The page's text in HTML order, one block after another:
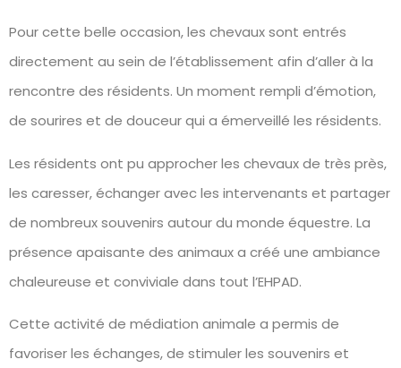
Pour cette belle occasion, les chevaux sont entrés
directement au sein de l’établissement afin d’aller à la
rencontre des résidents. Un moment rempli d’émotion,
de sourires et de douceur qui a émerveillé les résidents.
Les résidents ont pu approcher les chevaux de très près,
les caresser, échanger avec les intervenants et partager
de nombreux souvenirs autour du monde équestre. La
présence apaisante des animaux a créé une ambiance
chaleureuse et conviviale dans tout l’EHPAD.
Cette activité de médiation animale a permis de
favoriser les échanges, de stimuler les souvenirs et